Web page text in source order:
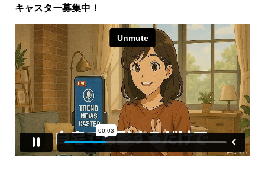
キャスター募集中！